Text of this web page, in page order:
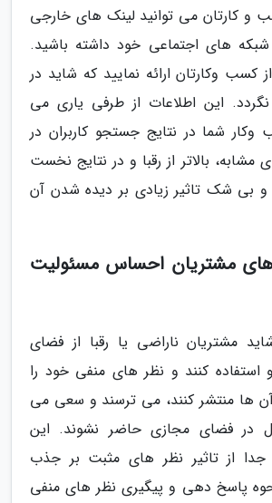
کارتان می توانید لینک های خارجی
های اجتماعی خود داشته باشید.
کسب وکارتان ارائه نمایید که شاید در
نگردد. این اطلاعات از طرفی یاری می
شما در نتایج جستجو کاربران در
بالاتر از رقبا و در نتایج نخست
و بی شک تاثیر زیادی بر دیده شدن آن
های مشتریان احساس مسئولیت
مشتریان ناراضی یا رقبا از فضای
استفاده کنند و نظر های منفی خود را
آن ها منتشر کنند، می ترسند و سعی می
در فضای مجازی حاضر نشوند. این
از تاثیر نظر های مثبت بر جذب
پاسخ دهی و پیگیری نظر های منفی